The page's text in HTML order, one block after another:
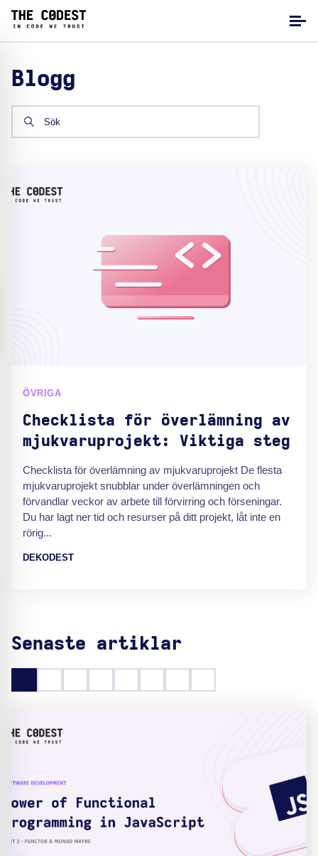
Blogg
ÖVRIGA
Checklista för överlämning av
mjukvaruprojekt: Viktiga steg
Checklista för överlämning av mjukvaruprojekt De flesta
mjukvaruprojekt snubblar under överlämningen och
förvandlar veckor av arbete till förvirring och förseningar.
Du har lagt ner tid och resurser på ditt projekt, låt inte en
rörig...
DEKODEST
Senaste artiklar